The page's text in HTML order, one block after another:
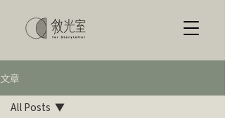
文章
All Posts